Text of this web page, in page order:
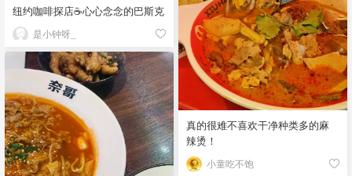
纽约咖啡探店☕️心心念念的巴斯克
是小钟呀_
真的很难不喜欢干净种类多的麻
辣烫！
小童吃不饱